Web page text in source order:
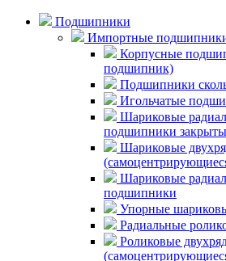
Подшипники
Импортные
Корпусные
подшипник)
Подшипники
Игольчатые
Шариковые
подшипники
Шариковые
Шариковые
подшипники
Упорные
Радиальные
Роликовые